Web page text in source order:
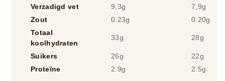
Calorieën 273kcal
233kcal
Totaal vet
14g
12g
Verzadigd vet
9,3g
7,9g
Zout
Totaal
koolhydraten
33g 28g